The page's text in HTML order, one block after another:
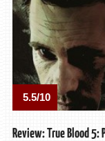
5.5/10
Review: True Blood